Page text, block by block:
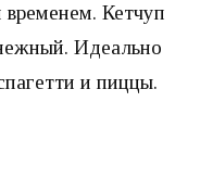
временем. Кетчуп
Идеально
и пиццы.